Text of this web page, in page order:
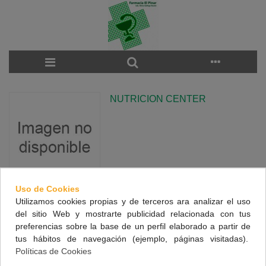
NUTRICION CENTER
There are no products on the category.
NUESTRA FARMACIA
Uso de Cookies
Utilizamos cookies propias y de terceros ara analizar el uso
del sitio Web y mostrarte publicidad relacionada con tus
preferencias sobre la base de un perfil elaborado a partir de
tus hábitos de navegación (ejemplo, páginas visitadas).
Políticas de Cookies